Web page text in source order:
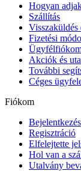
Hogyan
Szállítás
Visszaküldés
Fizetési
Akciók és
További
Céges
Fiókom
Bejelentkezés
Regisztráció
Elfelejtette
Hol van a
Utalvány